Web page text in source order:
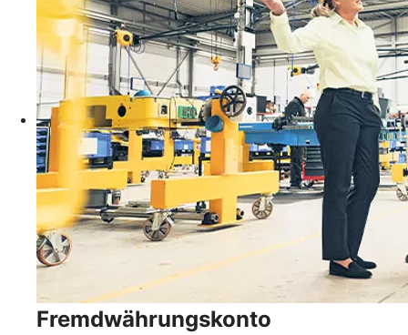
Fremdwährungskonto